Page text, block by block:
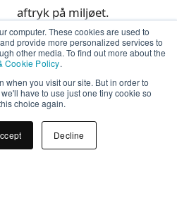
computer. These cookies are used to
provide more personalized services to
other media. To find out more about the
Cookie Policy.
when you visit our site. But in order to
have to use just one tiny cookie so
choice again.
Decline
aftryk på miljøet.
Tøv ikke med at
kontakte os!
blot en materiel